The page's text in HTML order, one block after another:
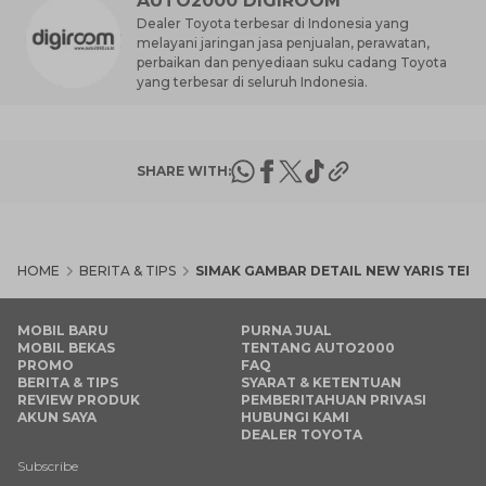
Dealer Toyota terbesar di Indonesia yang
melayani jaringan jasa penjualan, perawatan,
perbaikan dan penyediaan suku cadang Toyota
yang terbesar di seluruh Indonesia.
SHARE WITH:
HOME BERITA & TIPS SIMAK GAMBAR DETAIL NEW YARIS
MOBIL BARU
MOBIL BEKAS
PROMO
BERITA & TIPS
REVIEW PRODUK
AKUN SAYA
PURNA JUAL
TENTANG AUTO2000
FAQ
SYARAT & KETENTUAN
PEMBERITAHUAN PRIVASI
HUBUNGI KAMI
DEALER TOYOTA
Subscribe